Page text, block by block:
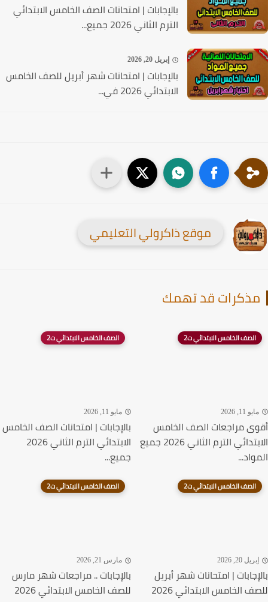
بالإجابات | امتحانات الصف الخامس الابتدائي
الترم الثاني 2026 جميع...
إبريل 20, 2026
بالإجابات | امتحانات شهر أبريل للصف الخامس
الابتدائي 2026 في...
موقع ذاكرولي التعليمي
قد تهمك
الصف الخامس الابتدائي ت2
11, 2026
مراجعات الصف الخامس
الابتدائي الترم الثاني 2026 جميع
الصف الخامس الابتدائي ت2
مايو 11, 2026
بالإجابات | امتحانات الصف الخامس
الابتدائي الترم الثاني 2026
جميع...
الصف الخامس الابتدائي ت2
20, 2026
| امتحانات شهر أبريل
للصف الخامس الابتدائي 2026
الصف الخامس الابتدائي ت2
مارس 21, 2026
بالإجابات .. مراجعات شهر مارس
للصف الخامس الابتدائي 2026